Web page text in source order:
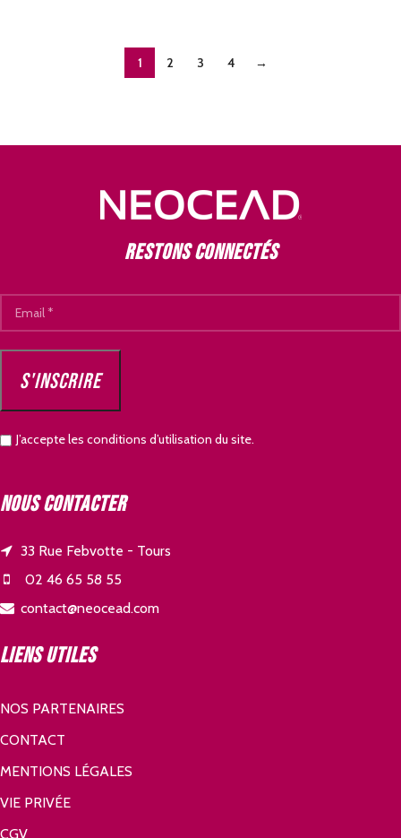
1 2 3 4 →
Restons connectés
J’accepte les conditions d’utilisation du site.
Nous contacter
33 Rue Febvotte - Tours
02 46 65 58 55
contact@neocead.com
Liens utiles
NOS PARTENAIRES
CONTACT
MENTIONS LÉGALES
VIE PRIVÉE
CGV